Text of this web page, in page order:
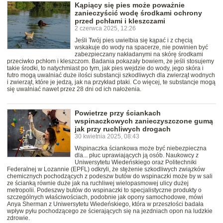
Kąpiący się pies może poważnie
zanieczyścić wodę środkami ochrony
przed pchłami i kleszczami
2 czerwca 2025, 12:26
Jeśli Twój pies uwielbia się kąpać i z chęcią
wskakuje do wody na spacerze, nie powinien być
zabezpieczany nakładanymi na skórę środkami
przeciwko pchłom i kleszczom. Badania pokazały bowiem, że jeśli stosujemy
takie środki, to natychmiast po tym, jak pies wejdzie do wody, jego skóra i
futro mogą uwalniać duże ilości substancji szkodliwych dla zwierząt wodnych
i zwierząt, które je jedzą, jak na przykład ptaki. Co więcej, te substancje mogą
się uwalniać nawet przez 28 dni od ich nałożenia.
Powietrze przy ściankach
wspinaczkowych zanieczyszczone gumą
jak przy ruchliwych drogach
30 kwietnia 2025, 08:43
Wspinaczka ściankowa może być niebezpieczna
dla... płuc uprawiających ją osób. Naukowcy z
Uniwersytetu Wiedeńskiego oraz Politechniki
Federalnej w Lozannie (EPFL) odkryli, że stężenie szkodliwych związków
chemicznych pochodzących z podeszw butów do wspinaczki może by w sali
ze ścianką równie duże jak na ruchliwej wielopasmowej ulicy dużej
metropolii. Podeszwy butów do wspinaczki to specjalistyczne produkty o
szczególnych właściwościach, podobnie jak opony samochodowe, mówi
Anya Sherman z Uniwersytetu Wiedeńskiego, która w przeszłości badała
wpływ pyłu pochodzącego ze ścierających się na jezdniach opon na ludzkie
zdrowie.